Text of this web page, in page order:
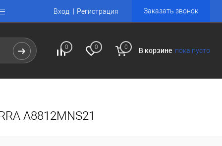
Вход Регистрация Заказать звонок
0 0 0 В корзине пока пусто
A8812MNS21